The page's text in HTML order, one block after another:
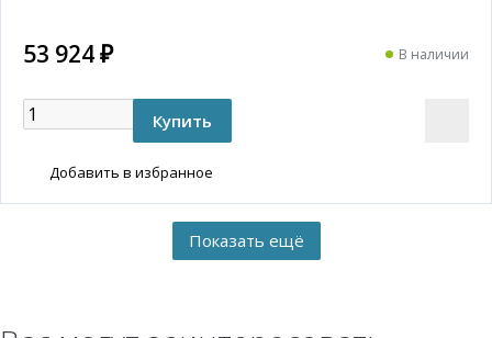
53 924 ₽ В наличии
Добавить в избранное